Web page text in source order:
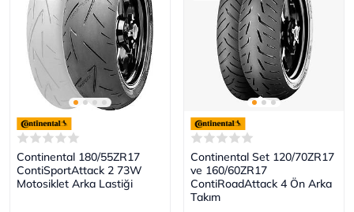
Continental 180/55ZR17
ContiSportAttack 2 73W
Motosiklet Arka Lastiği
Continental Set 120/70ZR17
ve 160/60ZR17
ContiRoadAttack 4 Ön Arka
Takım